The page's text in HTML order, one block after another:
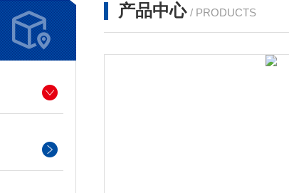
产品中心 / PRODUCTS